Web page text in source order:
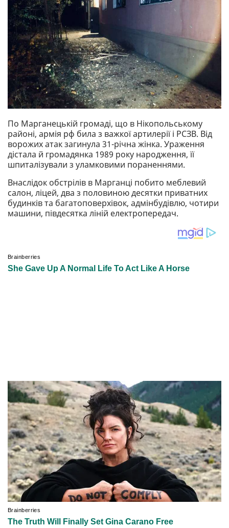
По Марганецькій громаді, що в Нікопольському
районі, армія рф била з важкої артилерії і РСЗВ. Від
ворожих атак загинула 31-річна жінка. Ураження
дістала й громадянка 1989 року народження, її
шпиталізували з уламковими пораненнями.
Внаслідок обстрілів в Марганці побито меблевий
салон, ліцей, два з половиною десятки приватних
будинків та багатоповерхівок, адмінбудівлю, чотири
машини, півдесятка ліній електропередач.